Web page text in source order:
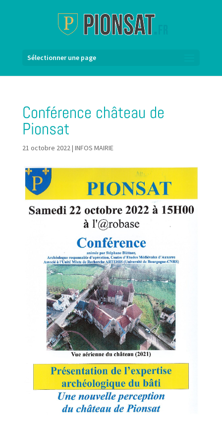
Sélectionner une page
Conférence château de
Pionsat
21 octobre 2022| INFOS MAIRIE